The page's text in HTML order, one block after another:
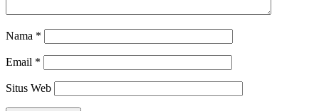
Nama *
Email *
Situs Web